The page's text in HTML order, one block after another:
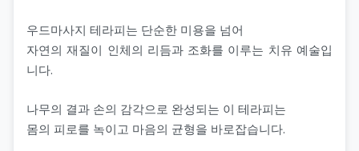
우드마사지 테라피는 단순한 미용을 넘어
자연의 재질이 인체의 리듬과 조화를 이루는 치유 예술입
니다.
나무의 결과 손의 감각으로 완성되는 이 테라피는
몸의 피로를 녹이고 마음의 균형을 바로잡습니다.